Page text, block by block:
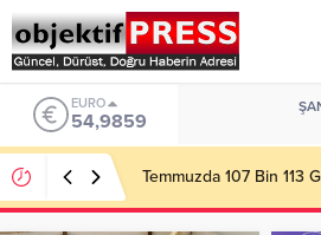
ALTIN
6.496,95
Başkan Gülpınar
İnceledi!